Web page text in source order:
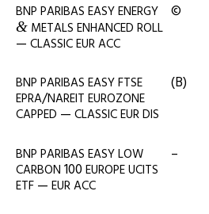
BNP PARIBAS EASYENERGY
& METALS ENHANCED ROLL
— CLASSICEURACC
©
BNP PARIBAS EASYFTSE
EPRA/NAREIT EUROZONE
CAPPED — CLASSICEURDIS
(B)
BNP PARIBAS EASYLOW
CARBON 100 EUROPEUCITS
ETF — EURACC
–